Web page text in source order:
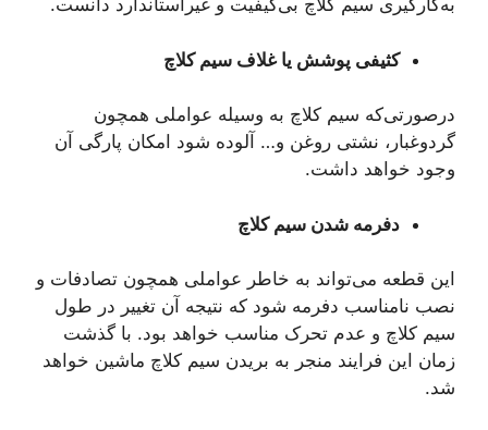
به‌کارگیری سیم کلاچ بی‌کیفیت و غیراستاندارد دانست.
کثیفی پوشش یا غلاف سیم کلاچ
درصورتی‌که سیم کلاچ به وسیله عواملی همچون
گردوغبار، نشتی روغن و… آلوده شود امکان پارگی آن
وجود خواهد داشت.
دفرمه شدن سیم کلاچ
این قطعه می‌تواند به خاطر عواملی همچون تصادفات و
نصب نامناسب دفرمه شود که نتیجه آن تغییر در طول
سیم کلاچ و عدم تحرک مناسب خواهد بود. با گذشت
زمان این فرایند منجر به بریدن سیم کلاچ ماشین خواهد
شد.